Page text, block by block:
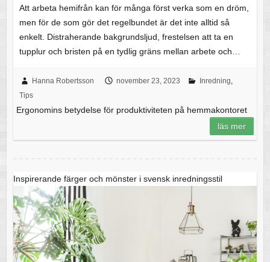
Att arbeta hemifrån kan för många först verka som en dröm,
men för de som gör det regelbundet är det inte alltid så
enkelt. Distraherande bakgrundsljud, frestelsen att ta en
tupplur och bristen på en tydlig gräns mellan arbete och…
Hanna Robertsson november 23, 2023 Inredning
Tips
Ergonomins betydelse för produktiviteten på hemmakontoret
läs mer
Inspirerande färger och mönster i svensk inredningsstil